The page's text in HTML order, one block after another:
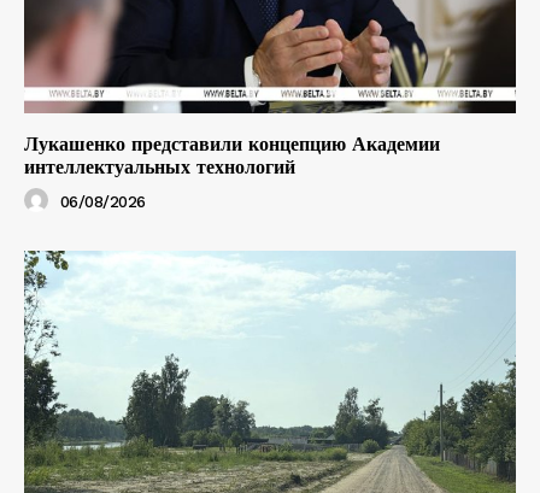
Лукашенко представили концепцию Академии
интеллектуальных технологий
06/08/2026